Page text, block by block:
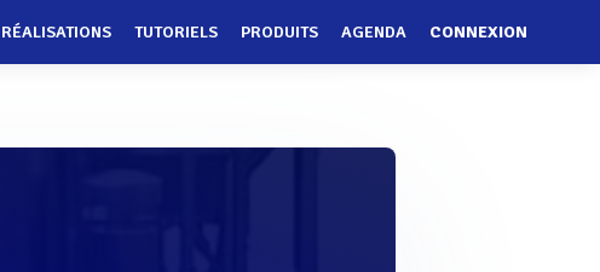
RÉALISATIONS TUTORIELS PRODUITS AGENDA CONNEXION